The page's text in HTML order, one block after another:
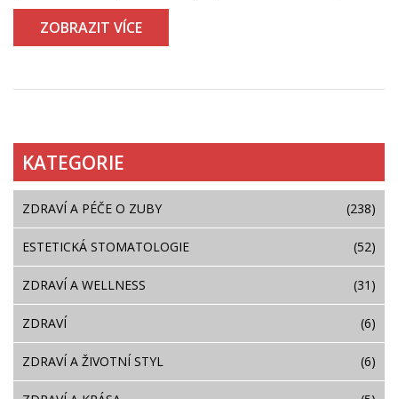
komplikacím. Čtenáři tak získají praktické informace, jak
zvládat bolest a podporovat své celkové ústní zdraví.
ZOBRAZIT VÍCE
KATEGORIE
ZDRAVÍ A PÉČE O ZUBY (238)
ESTETICKÁ STOMATOLOGIE (52)
ZDRAVÍ A WELLNESS (31)
ZDRAVÍ (6)
ZDRAVÍ A ŽIVOTNÍ STYL (6)